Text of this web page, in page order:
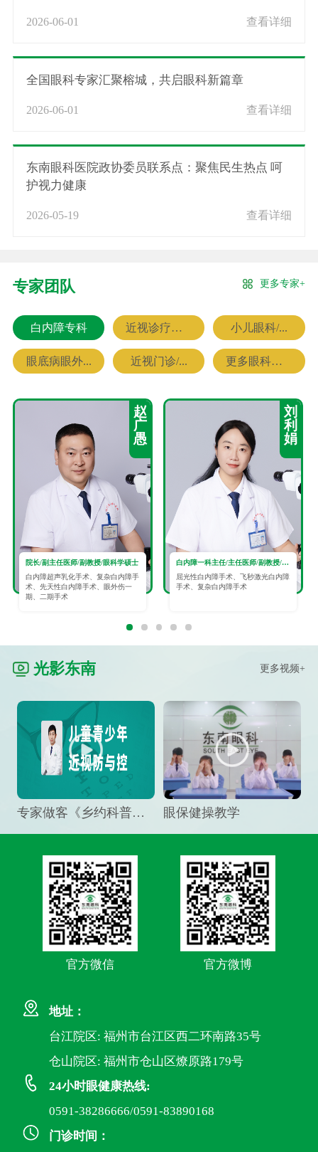
2026-06-01 查看详细
全国眼科专家汇聚榕城，共启眼科新篇章
2026-06-01 查看详细
东南眼科医院政协委员联系点：聚焦民生热点 呵
护视力健康
2026-05-19 查看详细
专家团队 更多专家+
白内障专科 近视诊疗专科 小儿眼科/...
眼底病眼外... 近视门诊/... 更多眼科专家
赵
广
愚
院长/副主任医师/副教授/眼科学硕士
白内障超声乳化手术、复杂白内障手
术、先天性白内障手术、眼外伤一
期、二期手术
刘
利
娟
白内障一科主任/主任医师/副教授/眼科学硕士
屈光性白内障手术、飞秒激光白内障
手术、复杂白内障手术
光影东南 更多视频+
专家做客《乡约科普》栏目，预防孩子近视竟然这么“简单” 眼保健操教学
官方微信 官方微博
地址：
台江院区: 福州市台江区西二环南路35号
仓山院区: 福州市仓山区燎原路179号
24小时眼健康热线:
0591-38286666/0591-83890168
门诊时间：